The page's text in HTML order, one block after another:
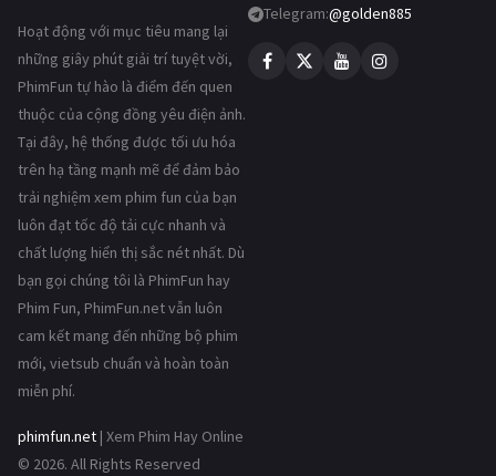
Hoạt động với mục tiêu mang lại
những giây phút giải trí tuyệt vời,
PhimFun tự hào là điểm đến quen
thuộc của cộng đồng yêu điện ảnh.
Tại đây, hệ thống được tối ưu hóa
trên hạ tầng mạnh mẽ để đảm bảo
trải nghiệm xem phim fun của bạn
luôn đạt tốc độ tải cực nhanh và
chất lượng hiển thị sắc nét nhất. Dù
bạn gọi chúng tôi là PhimFun hay
Phim Fun, PhimFun.net vẫn luôn
cam kết mang đến những bộ phim
mới, vietsub chuẩn và hoàn toàn
miễn phí.
phimfun.net | Xem Phim Hay Online
© 2026. All Rights Reserved
Telegram:@golden885